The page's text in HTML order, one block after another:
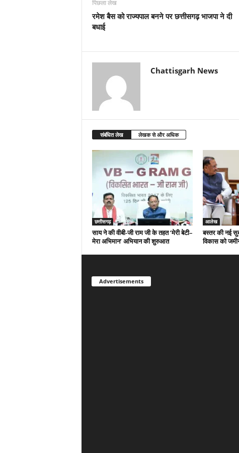
पिछला लेख
रमेश बैस को राज्यपाल बनने पर छत्तीसगढ़ भाजपा ने दी
बधाई
Chattisgarh News
संबंधित लेख लेखक से और अधिक
छत्तीसगढ़
साय ने की वीबी-जी राम जी के तहत ‘मेरी बेटी–
मेरा अभिमान’ अभियान की शुरुआत
आलेख
बस्तर की नई
विकास को
Advertisements